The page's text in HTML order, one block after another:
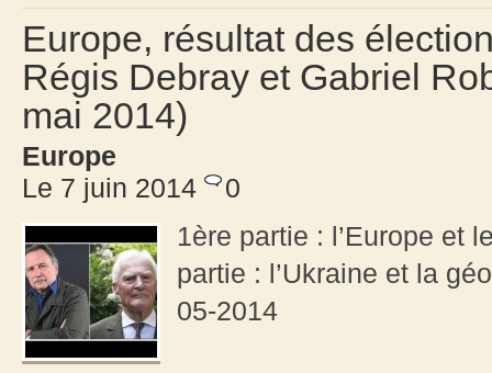
Europe, résultat des
Régis Debray et Gabriel
mai 2014)
Europe
Le 7 juin 2014
0
1ère partie : l’Europe et
partie : l’Ukraine et la
05-2014